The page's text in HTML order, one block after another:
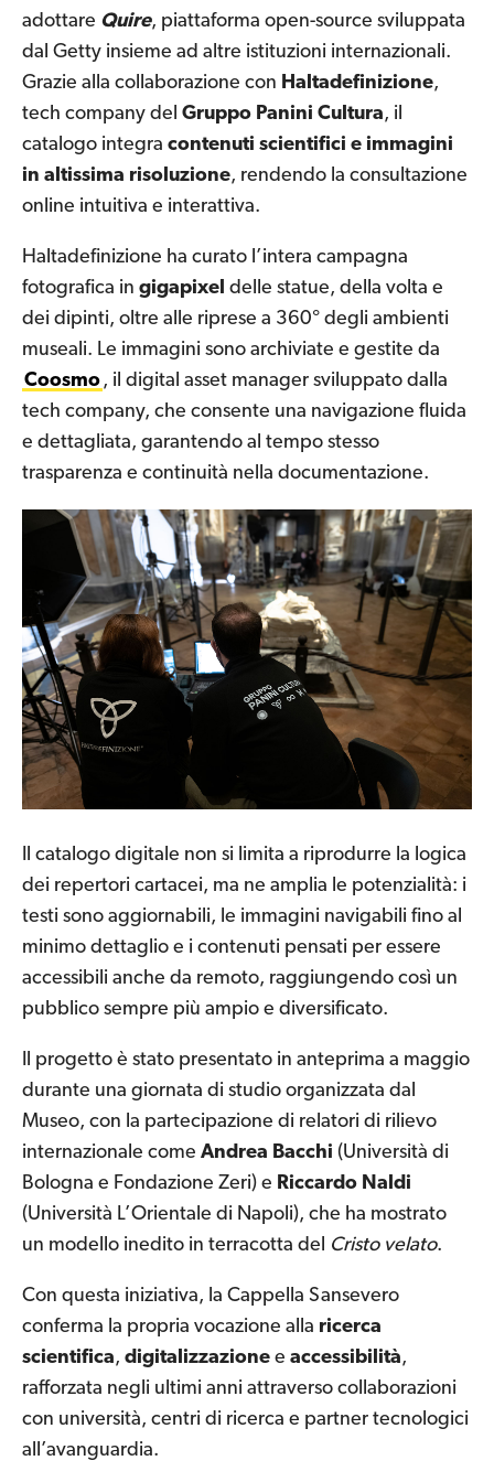
adottare Quire, piattaforma open-source sviluppata
dal Getty insieme ad altre istituzioni internazionali.
Grazie alla collaborazione con Haltadefinizione,
tech company del Gruppo Panini Cultura, il
catalogo integra contenuti scientifici e immagini
in altissima risoluzione, rendendo la consultazione
online intuitiva e interattiva.
Haltadefinizione ha curato l’intera campagna
fotografica in gigapixel delle statue, della volta e
dei dipinti, oltre alle riprese a 360° degli ambienti
museali. Le immagini sono archiviate e gestite da
Coosmo, il digital asset manager sviluppato dalla
tech company, che consente una navigazione fluida
e dettagliata, garantendo al tempo stesso
trasparenza e continuità nella documentazione.
Il catalogo digitale non si limita a riprodurre la logica
dei repertori cartacei, ma ne amplia le potenzialità: i
testi sono aggiornabili, le immagini navigabili fino al
minimo dettaglio e i contenuti pensati per essere
accessibili anche da remoto, raggiungendo così un
pubblico sempre più ampio e diversificato.
Il progetto è stato presentato in anteprima a maggio
durante una giornata di studio organizzata dal
Museo, con la partecipazione di relatori di rilievo
internazionale come Andrea Bacchi (Università di
Bologna e Fondazione Zeri) e Riccardo Naldi
(Università L’Orientale di Napoli), che ha mostrato
un modello inedito in terracotta del Cristo velato.
Con questa iniziativa, la Cappella Sansevero
conferma la propria vocazione alla ricerca
scientifica, digitalizzazione e accessibilità,
rafforzata negli ultimi anni attraverso collaborazioni
con università, centri di ricerca e partner tecnologici
all’avanguardia.